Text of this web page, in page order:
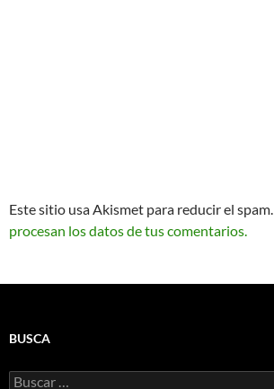
Este sitio usa Akismet para reducir el spam.
procesan los datos de tus comentarios.
BUSCA
Buscar: